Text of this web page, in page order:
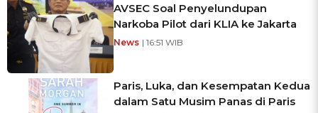
AVSEC Soal Penyelundupan
Narkoba Pilot dari KLIA ke Jakarta
News | 16:51 WIB
Paris, Luka, dan Kesempatan Kedua
dalam Satu Musim Panas di Paris